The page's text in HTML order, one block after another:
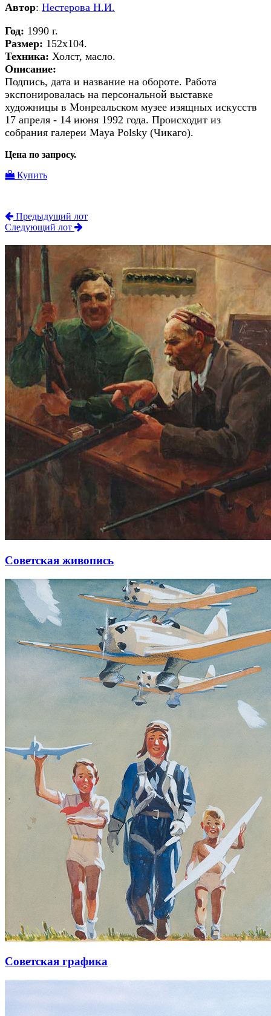
Автор: Нестерова Н.И.
Год: 1990 г.
Размер: 152х104.
Техника: Холст, масло.
Описание:
Подпись, дата и название на обороте. Работа
экспонировалась на персональной выставке
художницы в Монреальском музее изящных искусств
17 апреля - 14 июня 1992 года. Происходит из
собрания галереи Maya Polsky (Чикаго).
Цена по запросу.
Купить
Предыдущий лот
Следующий лот
Советская живопись
Советская графика